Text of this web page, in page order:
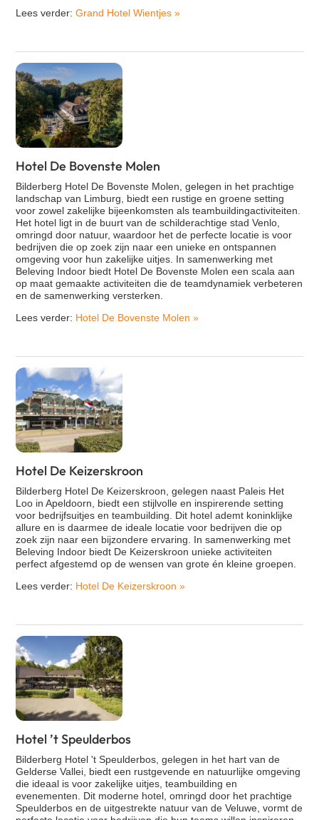
Lees verder: Grand Hotel Wientjes »
Hotel De Bovenste Molen
Bilderberg Hotel De Bovenste Molen, gelegen in het prachtige
landschap van Limburg, biedt een rustige en groene setting
voor zowel zakelijke bijeenkomsten als teambuildingactiviteiten.
Het hotel ligt in de buurt van de schilderachtige stad Venlo,
omringd door natuur, waardoor het de perfecte locatie is voor
bedrijven die op zoek zijn naar een unieke en ontspannen
omgeving voor hun zakelijke uitjes. In samenwerking met
Beleving Indoor biedt Hotel De Bovenste Molen een scala aan
op maat gemaakte activiteiten die de teamdynamiek verbeteren
en de samenwerking versterken.
Lees verder: Hotel De Bovenste Molen »
Hotel De Keizerskroon
Bilderberg Hotel De Keizerskroon, gelegen naast Paleis Het
Loo in Apeldoorn, biedt een stijlvolle en inspirerende setting
voor bedrijfsuitjes en teambuilding. Dit hotel ademt koninklijke
allure en is daarmee de ideale locatie voor bedrijven die op
zoek zijn naar een bijzondere ervaring. In samenwerking met
Beleving Indoor biedt De Keizerskroon unieke activiteiten
perfect afgestemd op de wensen van grote én kleine groepen.
Lees verder: Hotel De Keizerskroon »
Hotel ’t Speulderbos
Bilderberg Hotel 't Speulderbos, gelegen in het hart van de
Gelderse Vallei, biedt een rustgevende en natuurlijke omgeving
die ideaal is voor zakelijke uitjes, teambuilding en
evenementen. Dit moderne hotel, omringd door het prachtige
Speulderbos en de uitgestrekte natuur van de Veluwe, vormt de